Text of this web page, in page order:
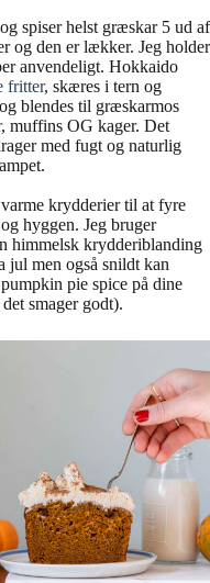
spiser helst græskar 5 ud af
og den er lækker. Jeg holder
anvendeligt. Hokkaido
fritter, skæres i tern og
blendes til græskarmos
, muffins OG kager. Det
med fugt og naturlig
krydderier til at fyre
hyggen. Jeg bruger
himmelsk krydderiblanding
jul men også snildt kan
pie spice på dine
smager godt).